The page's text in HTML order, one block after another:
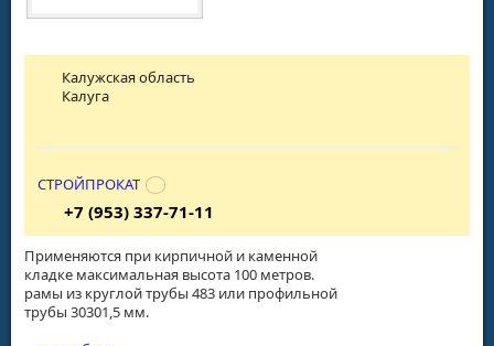
Применяются при кирпичной и каменной
кладке максимальная высота 100 метров.
рамы из круглой трубы 483 или профильной
трубы 30301,5 мм.
Калужская область
Калуга
СТРОЙПРОКАТ
+7 (953) 337-71-11